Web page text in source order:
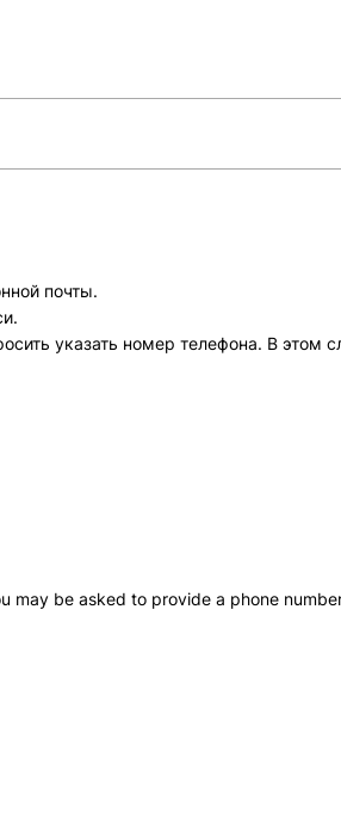
почты.
указать номер телефона. В
may be asked to provide a phone